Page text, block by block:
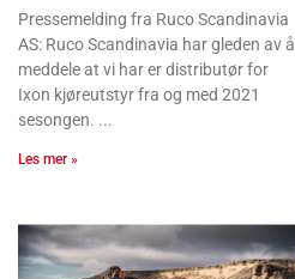
Pressemelding fra Ruco Scandinavia
AS: Ruco Scandinavia har gleden av å
meddele at vi har er distributør for
Ixon kjøreutstyr fra og med 2021
sesongen.
Les mer »